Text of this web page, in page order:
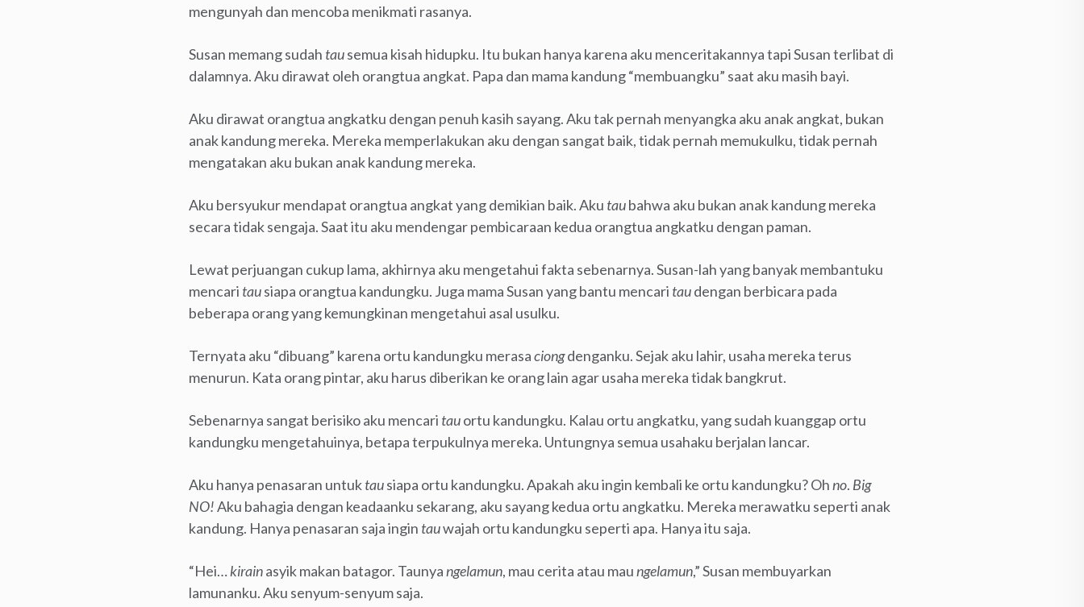
mengunyah dan mencoba menikmati rasanya.
Susan memang sudah tausemua kisah hidupku. Itu bukan hanya karena aku menceritakannya tapi Susan terlibat di
dalamnya. Aku dirawat oleh orangtua angkat. Papa dan mama kandung “membuangku” saat aku masih bayi.
Aku dirawat orangtua angkatku dengan penuh kasih sayang. Aku tak pernah menyangka aku anak angkat, bukan
anak kandung mereka. Mereka memperlakukan aku dengan sangat baik, tidak pernah memukulku, tidak pernah
mengatakan aku bukan anak kandung mereka.
Aku bersyukur mendapat orangtua angkat yang demikian baik. Aku taubahwa aku bukan anak kandung mereka
secara tidak sengaja. Saat itu aku mendengar pembicaraan kedua orangtua angkatku dengan paman.
Lewat perjuangan cukup lama, akhirnya aku mengetahui fakta sebenarnya. Susan-lah yang banyak membantuku
mencari tausiapa orangtua kandungku. Juga mama Susan yang bantu mencari taudengan berbicara pada
beberapa orang yang kemungkinan mengetahui asal usulku.
Ternyata aku “dibuang” karena ortu kandungku merasaciongdenganku. Sejak aku lahir, usaha mereka terus
menurun. Kata orang pintar, aku harus diberikan ke orang lain agar usaha mereka tidak bangkrut.
Sebenarnya sangat berisiko aku mencari tauortu kandungku. Kalau ortu angkatku, yang sudah kuanggap ortu
kandungku mengetahuinya, betapa terpukulnya mereka. Untungnya semua usahaku berjalan lancar.
Aku hanya penasaran untuktausiapa ortu kandungku. Apakah aku ingin kembali ke ortu kandungku? Ohno. Big
NO!Aku bahagia dengan keadaanku sekarang, aku sayang kedua ortu angkatku. Mereka merawatku seperti anak
kandung. Hanya penasaran saja ingin tauwajah ortu kandungku seperti apa. Hanya itu saja.
“Hei…kirainasyik makan batagor. Taunyangelamun, mau cerita atau maungelamun,” Susan membuyarkan
lamunanku. Aku senyum-senyum saja.